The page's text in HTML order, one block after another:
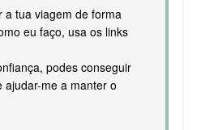
a tua viagem de forma
eu faço, usa os links
podes conseguir
ajudar-me a manter o